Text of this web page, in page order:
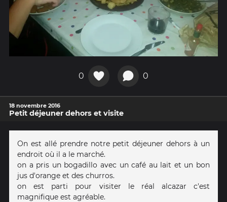
0 0
18 novembre 2016
Petit déjeuner dehors et visite
On est allé prendre notre petit déjeuner dehors à un
endroit où il a le marché.
on a pris un bogadillo avec un café au lait et un bon
jus d'orange et des churros.
on est parti pour visiter le réal alcazar c'est
magnifique est agréable.